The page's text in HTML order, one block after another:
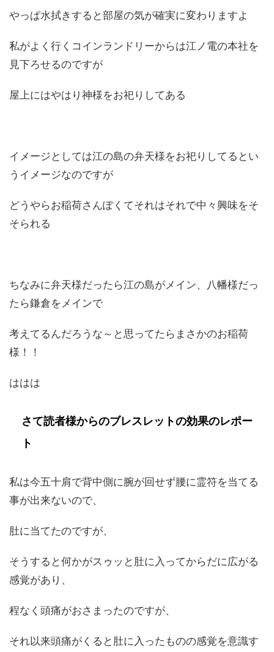
やっぱ水拭きすると部屋の気が確実に変わりますよ
私がよく行くコインランドリーからは江ノ電の本社を
見下ろせるのですが
屋上にはやはり神様をお祀りしてある
イメージとしては江の島の弁天様をお祀りしてるとい
うイメージなのですが
どうやらお稲荷さんぽくてそれはそれで中々興味をそ
そられる
ちなみに弁天様だったら江の島がメイン、八幡様だっ
たら鎌倉をメインで
考えてるんだろうな～と思ってたらまさかのお稲荷
様！！
ははは
さて読者様からのブレスレットの効果のレポー
ト
私は今五十肩で背中側に腕が回せず腰に霊符を当てる
事が出来ないので、
肚に当てたのですが、
そうすると何かがスゥッと肚に入ってからだに広がる
感覚があり、
程なく頭痛がおさまったのですが、
それ以来頭痛がくると肚に入ったものの感覚を意識す